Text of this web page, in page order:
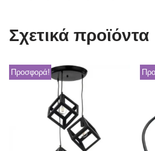
Σχετικά προϊόντα
Προσφορά!